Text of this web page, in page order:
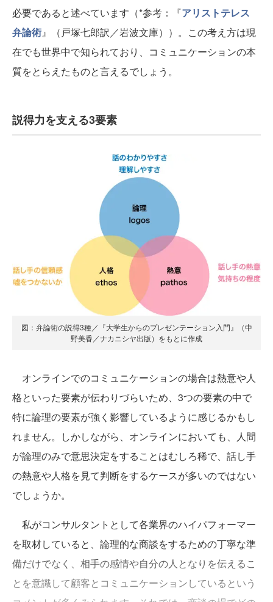
必要であると述べています（*参考：『アリストテレス
弁論術』（戸塚七郎訳／岩波文庫））。この考え方は現
在でも世界中で知られており、コミュニケーションの本
質をとらえたものと言えるでしょう。
説得力を支える3要素
図：弁論術の説得3種／『大学生からのプレゼンテーション入門』（中
野美香／ナカニシヤ出版）をもとに作成
オンラインでのコミュニケーションの場合は熱意や人
格といった要素が伝わりづらいため、3つの要素の中で
特に論理の要素が強く影響しているように感じるかもし
れません。しかしながら、オンラインにおいても、人間
が論理のみで意思決定をすることはむしろ稀で、話し手
の熱意や人格を見て判断をするケースが多いのではない
でしょうか。
私がコンサルタントとして各業界のハイパフォーマー
を取材していると、論理的な商談をするための丁寧な準
備だけでなく、相手の感情や自分の人となりを伝えるこ
とを意識して顧客とコミュニケーションしているという